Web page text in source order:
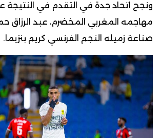
ونجح اتحاد جدة في التقدم في
مهاجمه المغربي المخضرم، عبد الرزاق
صناعة زميله النجم الفرنسي كريم بنزيما.